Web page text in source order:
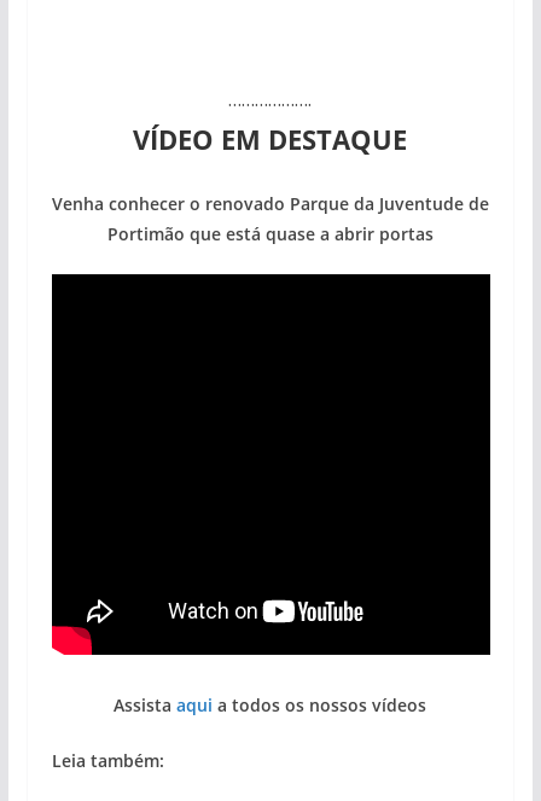
……………….
VÍDEO EM DESTAQUE
Venha conhecer o renovado Parque da Juventude de
Portimão que está quase a abrir portas
Assistaaqui a todos os nossos vídeos
Leia também: